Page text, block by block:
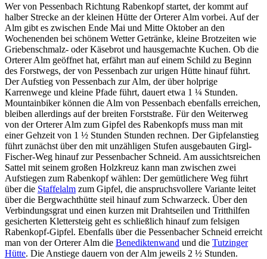
Wer von Pessenbach Richtung Rabenkopf startet, der kommt auf
halber Strecke an der kleinen Hütte der Orterer Alm vorbei. Auf der
Alm gibt es zwischen Ende Mai und Mitte Oktober an den
Wochenenden bei schönem Wetter Getränke, kleine Brotzeiten wie
Griebenschmalz- oder Käsebrot und hausgemachte Kuchen. Ob die
Orterer Alm geöffnet hat, erfährt man auf einem Schild zu Beginn
des Forstwegs, der von Pessenbach zur urigen Hütte hinauf führt.
Der Aufstieg von Pessenbach zur Alm, der über holprige
Karrenwege und kleine Pfade führt, dauert etwa 1 ¼ Stunden.
Mountainbiker können die Alm von Pessenbach ebenfalls erreichen,
bleiben allerdings auf der breiten Forststraße. Für den Weiterweg
von der Orterer Alm zum Gipfel des Rabenkopfs muss man mit
einer Gehzeit von 1 ½ Stunden Stunden rechnen. Der Gipfelanstieg
führt zunächst über den mit unzähligen Stufen ausgebauten Girgl-
Fischer-Weg hinauf zur Pessenbacher Schneid. Am aussichtsreichen
Sattel mit seinem großen Holzkreuz kann man zwischen zwei
Aufstiegen zum Rabenkopf wählen: Der gemütlichere Weg führt
über die Staffelalm zum Gipfel, die anspruchsvollere Variante leitet
über die Bergwachthütte steil hinauf zum Schwarzeck. Über den
Verbindungsgrat und einen kurzen mit Drahtseilen und Tritthilfen
gesicherten Klettersteig geht es schließlich hinauf zum felsigen
Rabenkopf-Gipfel. Ebenfalls über die Pessenbacher Schneid erreicht
man von der Orterer Alm die Benediktenwand und die Tutzinger
Hütte. Die Anstiege dauern von der Alm jeweils 2 ½ Stunden.